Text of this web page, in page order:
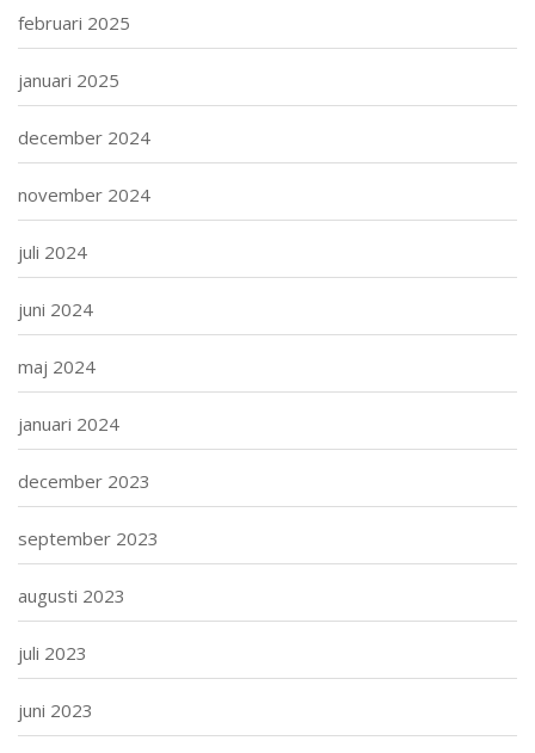
februari 2025
januari 2025
december 2024
november 2024
juli 2024
juni 2024
maj 2024
januari 2024
december 2023
september 2023
augusti 2023
juli 2023
juni 2023